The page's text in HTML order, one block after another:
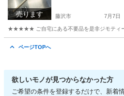
売ります 藤沢市 7月7日
★★★★★ ご自宅にある不要品を是非ジモティー
ページTOPへ
欲しいモノが見つからなかった方
ご希望の条件を登録するだけで、新着